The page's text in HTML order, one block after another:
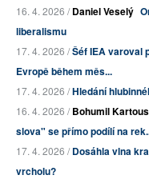
16. 4. 2026 /Daniel Veselý
liberalismu
17. 4. 2026 /Šéf IEA varoval
Evropě během měs...
17. 4. 2026 /Hledání
16. 4. 2026 /Bohumil Kartous
slova" se přímo podílí na
17. 4. 2026 /Dosáhla vlna
vrcholu?